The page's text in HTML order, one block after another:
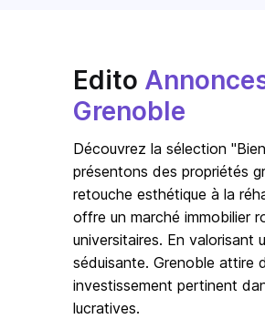
Edito
Grenoble
Découvrez la sélection
présentons des propriétés
retouche esthétique à la
offre un marché immobilier
universitaires. En valorisant
séduisante. Grenoble attire
investissement pertinent
lucratives.